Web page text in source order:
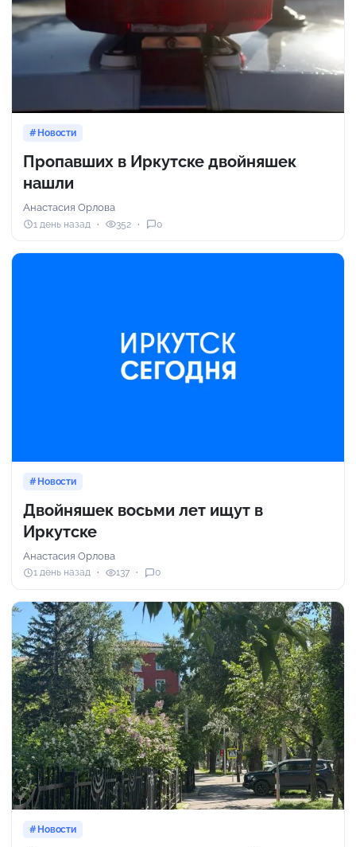
Новости
Пропавших в Иркутске двойняшек
нашли
Анастасия Орлова
1 день назад 352 0
Новости
Двойняшек восьми лет ищут в
Иркутске
Анастасия Орлова
1 день назад 137 0
Новости